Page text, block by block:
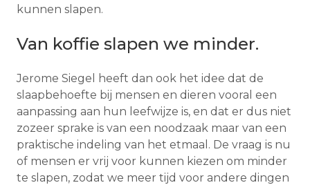
kunnen slapen.
Van koffie slapen we minder.
Jerome Siegel heeft dan ook het idee dat de
slaapbehoefte bij mensen en dieren vooral een
aanpassing aan hun leefwijze is, en dat er dus niet
zozeer sprake is van een noodzaak maar van een
praktische indeling van het etmaal. De vraag is nu
of mensen er vrij voor kunnen kiezen om minder
te slapen, zodat we meer tijd voor andere dingen